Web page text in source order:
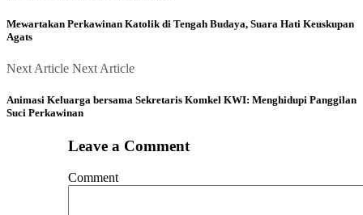
Mewartakan Perkawinan Katolik di Tengah Budaya, Suara Hati Keuskupan
Agats
Next Article Next Article
Animasi Keluarga bersama Sekretaris Komkel KWI: Menghidupi Panggilan
Suci Perkawinan
Leave a Comment
Comment